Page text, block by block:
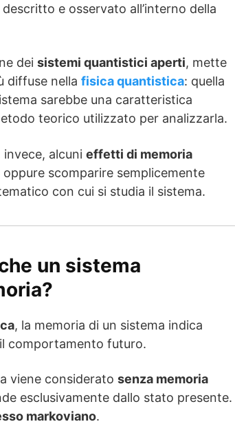
e osservato all’interno della
dei sistemi quantistici aperti, mette
diffuse nella fisica quantistica: quella
sarebbe una caratteristica
teorico utilizzato per analizzarla.
alcuni effetti di memoria
scomparire semplicemente
con cui si studia il sistema.
un sistema
, la memoria di un sistema indica
comportamento futuro.
viene considerato senza memoria
esclusivamente dallo stato presente.
markoviano.